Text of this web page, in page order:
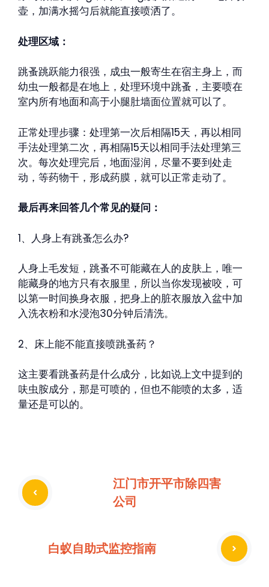
壶，加满水摇匀后就能直接喷洒了。
处理区域：
跳蚤跳跃能力很强，成虫一般寄生在宿主身上，而
幼虫一般都是在地上，处理环境中跳蚤，主要喷在
室内所有地面和高于小腿肚墙面位置就可以了。
正常处理步骤：处理第一次后相隔15天，再以相同
手法处理第二次，再相隔15天以相同手法处理第三
次。每次处理完后，地面湿润，尽量不要到处走
动，等药物干，形成药膜，就可以正常走动了。
最后再来回答几个常见的疑问：
1、人身上有跳蚤怎么办?
人身上毛发短，跳蚤不可能藏在人的皮肤上，唯一
能藏身的地方只有衣服里，所以当你发现被咬，可
以第一时间换身衣服，把身上的脏衣服放入盆中加
入洗衣粉和水浸泡30分钟后清洗。
2、床上能不能直接喷跳蚤药？
这主要看跳蚤药是什么成分，比如说上文中提到的
呋虫胺成分，那是可喷的，但也不能喷的太多，适
量还是可以的。
江门市开平市除四害
公司
白蚁自助式监控指南